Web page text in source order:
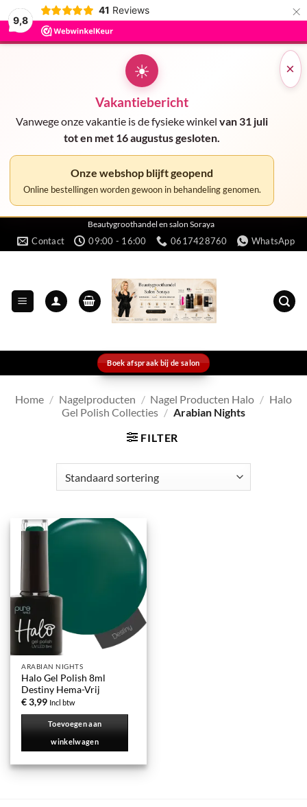
9,8
41 Reviews ×
×
☀
Vakantiebericht
Vanwege onze vakantie is de fysieke winkel van 31 juli
tot en met 16 augustus gesloten.
Onze webshop blijft geopend
Online bestellingen worden gewoon in behandeling genomen.
naar
Beautygroothandel en salon Soraya
Contact 09:00 - 16:00 0617428760 WhatsApp
Boek afspraak bij de salon
Home / Nagelproducten / Nagel Producten Halo / Halo
Gel Polish Collecties / Arabian Nights
FILTER
ARABIAN NIGHTS
Halo Gel Polish 8ml
Destiny Hema-Vrij
€3,99 Incl btw
Toevoegen aan
winkelwagen